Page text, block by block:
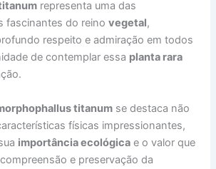
representa uma das
fascinantes do reinovegetal,
respeito e admiração em todos
de contemplar essa planta rara
titanum se destaca não
físicas impressionantes,
importância ecológica e o valor que
e preservação da